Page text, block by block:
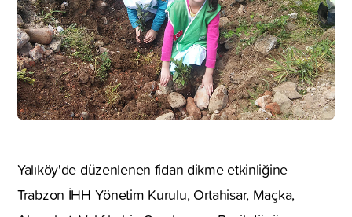
Yalıköy'de düzenlenen fidan dikme etkinliğine
Trabzon İHH Yönetim Kurulu, Ortahisar, Maçka,